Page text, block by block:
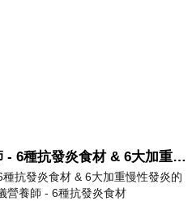
欣儀營養師 - 6種抗發炎食材 & 6大加重慢性發炎的飲食習慣
抗發炎食材 & 6大加重慢性發炎的
營養師 - 6種抗發炎食材